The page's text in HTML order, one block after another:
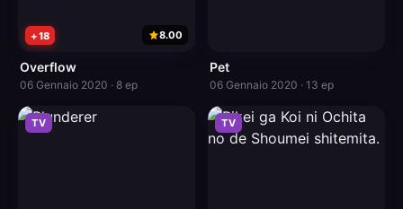
8.00
+18
Overflow
06 Gennaio 2020 · 8 ep
Pet
06 Gennaio 2020 · 13 ep
TV TV